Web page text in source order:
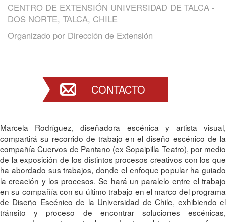
CENTRO DE EXTENSIÓN UNIVERSIDAD DE TALCA -
DOS NORTE, TALCA, CHILE
Organizado por Dirección de Extensión
CONTACTO
Marcela Rodríguez, diseñadora escénica y artista visual,
compartirá su recorrido de trabajo en el diseño escénico de la
compañía Cuervos de Pantano (ex Sopaipilla Teatro), por medio
de la exposición de los distintos procesos creativos con los que
ha abordado sus trabajos, donde el enfoque popular ha guiado
la creación y los procesos. Se hará un paralelo entre el trabajo
en su compañía con su último trabajo en el marco del programa
de Diseño Escénico de la Universidad de Chile, exhibiendo el
tránsito y proceso de encontrar soluciones escénicas,